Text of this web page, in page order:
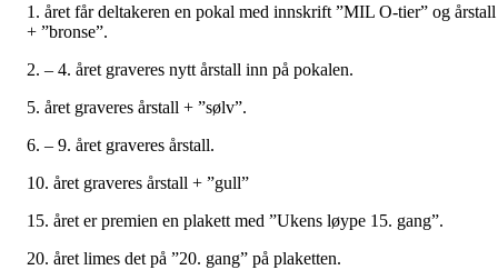
1. året får deltakeren en pokal med innskrift ”MIL O-tier” og årstall
+ ”bronse”.
2. – 4. året graveres nytt årstall inn på pokalen.
5. året graveres årstall + ”sølv”.
6. – 9. året graveres årstall.
10. året graveres årstall + ”gull”
15. året er premien en plakett med ”Ukens løype 15. gang”.
20. året limes det på ”20. gang” på plaketten.